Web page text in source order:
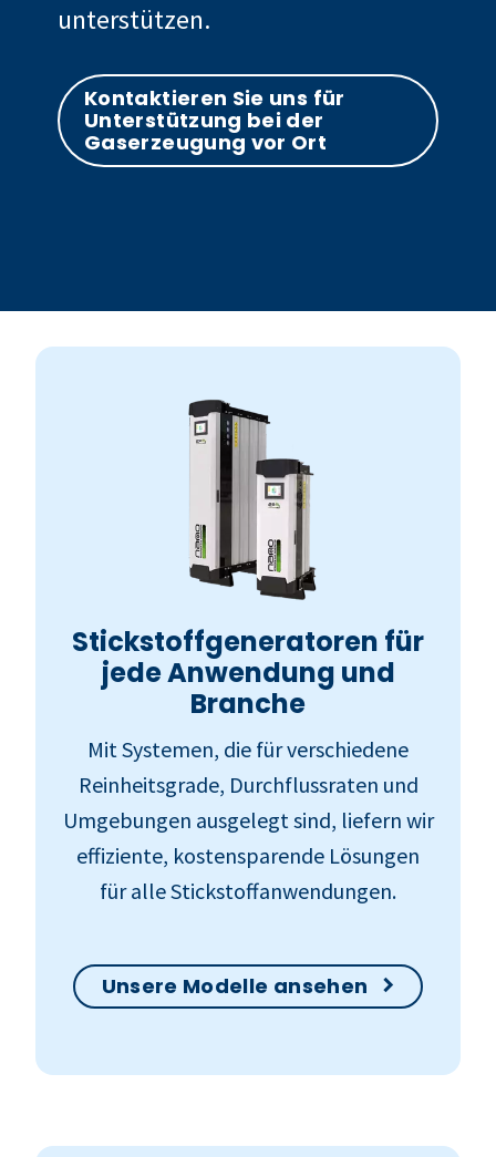
unterstützen.
Kontaktieren Sie uns für
Unterstützung bei der
Gaserzeugung vor Ort
Stickstoffgeneratoren für
jede Anwendung und
Branche
Mit Systemen, die für verschiedene
Reinheitsgrade, Durchflussraten und
Umgebungen ausgelegt sind, liefern wir
effiziente, kostensparende Lösungen
für alle Stickstoffanwendungen.
Unsere Modelle ansehen